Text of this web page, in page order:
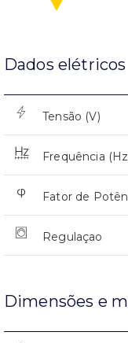
Dados elétricos
Tensão (V)
Frequência
Fator de
Regulaçao
Dimensões e